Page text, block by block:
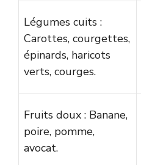
Légumes cuits :
Carottes, courgettes,
épinards, haricots
verts, courges.
Fruits doux : Banane,
poire, pomme,
avocat.